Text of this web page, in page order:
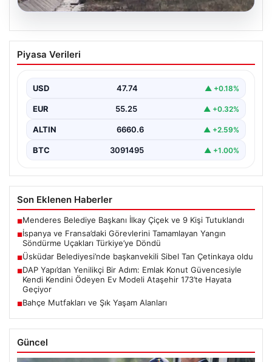
06.08.2026
İspanya ve Fransa’daki Görevlerini
Tamamlayan Yangın Söndürme Uçakları
Orman Genel Müdürlüğü tarafından yapılan açıklamada,
büyük…
Piyasa Verileri
USD 47.74 ▲ +0.18%
EUR 55.25 ▲ +0.32%
ALTIN 6660.6 ▲ +2.59%
BTC 3091495 ▲ +1.00%
Son Eklenen Haberler
■Menderes Belediye Başkanı İlkay Çiçek ve 9 Kişi Tutuklandı
■İspanya ve Fransa’daki Görevlerini Tamamlayan Yangın
Söndürme Uçakları Türkiye’ye Döndü
■Üsküdar Belediyesi’nde başkanvekili Sibel Tan Çetinkaya oldu
■DAP Yapı’dan Yenilikçi Bir Adım: Emlak Konut Güvencesiyle
Kendi Kendini Ödeyen Ev Modeli Ataşehir 173’te Hayata
Geçiyor
■Bahçe Mutfakları ve Şık Yaşam Alanları
Güncel